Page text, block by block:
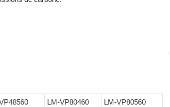
LM-VP80460 LM-VP80560